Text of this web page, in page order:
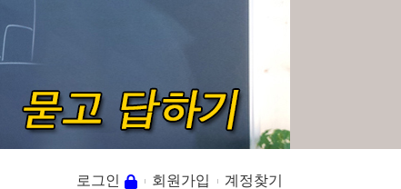
로그인 회원가입 계정찾기